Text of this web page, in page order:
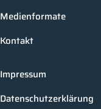
Medienformate
Kontakt
Impressum
Datenschutzerklärung